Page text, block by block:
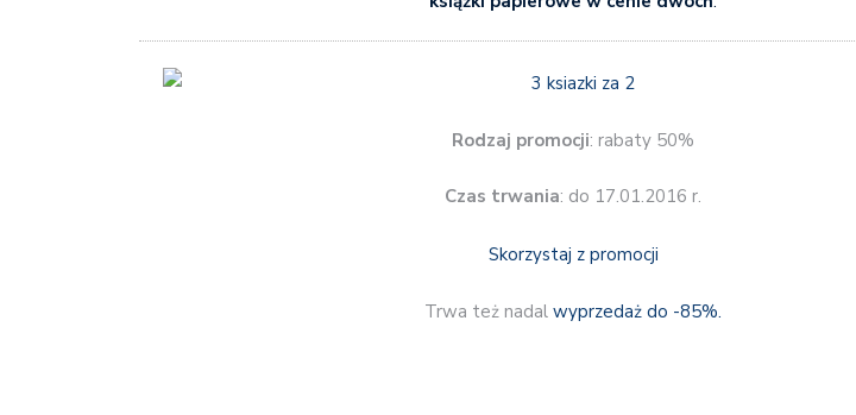
Rodzaj promocji: rabaty 50%
Czas trwania: do 17.01.2016 r.
Skorzystaj z promocji
Trwa też nadal wyprzedaż do -85%.